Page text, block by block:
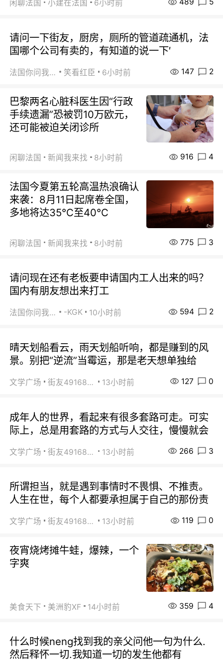
闲聊法国 小建在法国 6小时前 489 5
请问一下街友，厨房，厕所的管道疏通机，法
国哪个公司有卖的，有知道的说一下′
法国你问我答 笑看红臣 6小时前 147 2
巴黎两名心脏科医生因“行政
手续遗漏”恐被罚10万欧元，
还可能被迫关闭诊所
闲聊法国 新闻我来找 8小时前 916 4
法国今夏第五轮高温热浪确认
来袭：8月11日起席卷全国，
多地将达35℃至40℃
闲聊法国 新闻我来找 8小时前 775 3
请问现在还有老板要申请国内工人出来的吗？
国内有朋友想出来打工
法国你问我答 -KGK 10小时前 594 2
晴天划船看云，雨天划船听响，都是赚到的风
景。别把“逆流”当霉运，那是老天想单独给
文学广场 街友49168527 13小时前 127 0
成年人的世界，看起来有很多套路可走。可实
际上，总是用套路的方式与人交往，慢慢就会
文学广场 街友49168527 13小时前 266 3
所谓担当，就是遇到事情时不畏惧、不推责。
人生在世，每个人都要承担属于自己的那份责
文学广场 街友49168527 13小时前 119 0
夜宵烧烤摊牛蛙，爆辣，一个
字爽
美食天下 美洲豹XF 14小时前 359 4
什么时候neng找到我的亲父问他一句为什么.
然后释怀一切.我知道一切的发生他都有